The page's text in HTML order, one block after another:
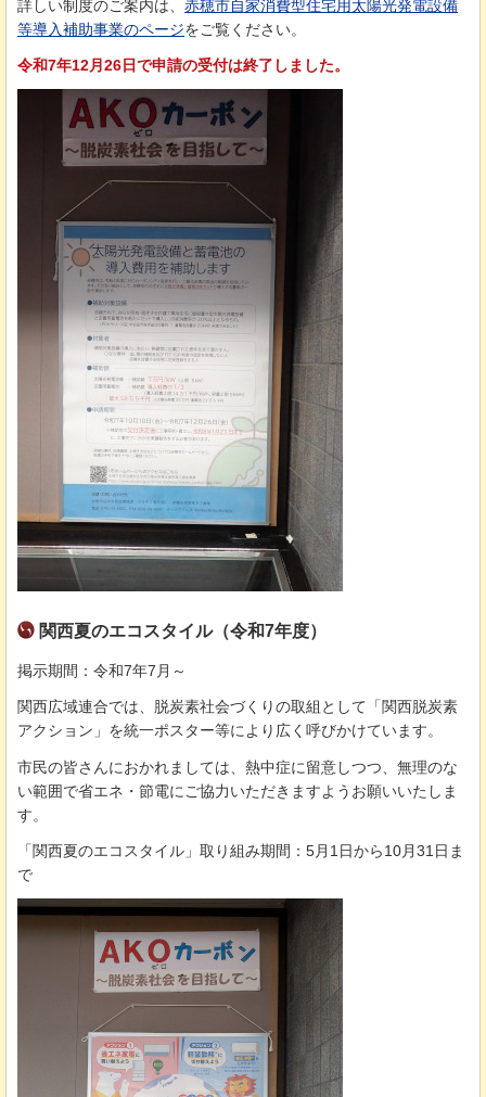
詳しい制度のご案内は、 赤穂市自家消費型住宅用太陽光発電設備
等導入補助事業のページをご覧ください。
令和7年12月26日で申請の受付は終了しました。
関西夏のエコスタイル（令和7年度）
掲示期間：令和7年7月～
関西広域連合では、脱炭素社会づくりの取組として「関西脱炭素
アクション」を統一ポスター等により広く呼びかけています。
市民の皆さんにおかれましては、熱中症に留意しつつ、無理のな
い範囲で省エネ・節電にご協力いただきますようお願いいたしま
す。
「関西夏のエコスタイル」取り組み期間：5月1日から10月31日ま
で